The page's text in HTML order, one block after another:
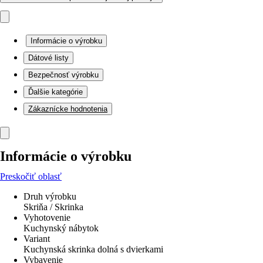
Informácie o výrobku
Dátové listy
Bezpečnosť výrobku
Ďalšie kategórie
Zákaznícke hodnotenia
Informácie o výrobku
Preskočiť oblasť
Druh výrobku
Skriňa / Skrinka
Vyhotovenie
Kuchynský nábytok
Variant
Kuchynská skrinka dolná s dvierkami
Vybavenie